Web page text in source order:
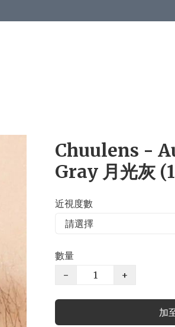
Chuulens -
Gray 月光灰
近視度數
數量
−
+
加